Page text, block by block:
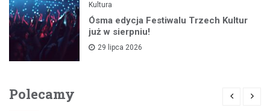
Kultura
Ósma edycja Festiwalu Trzech Kultur
już w sierpniu!
29 lipca 2026
Polecamy